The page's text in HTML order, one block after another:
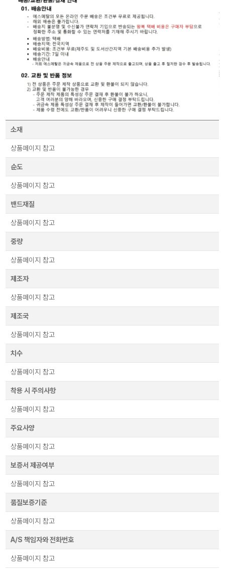
소재
상품페이지 참고
순도
상품페이지 참고
밴드재질
상품페이지 참고
중량
상품페이지 참고
제조자
상품페이지 참고
제조국
상품페이지 참고
치수
상품페이지 참고
착용 시 주의사항
상품페이지 참고
주요사양
상품페이지 참고
보증서 제공여부
상품페이지 참고
품질보증기준
상품페이지 참고
A/S 책임자와 전화번호
상품페이지 참고